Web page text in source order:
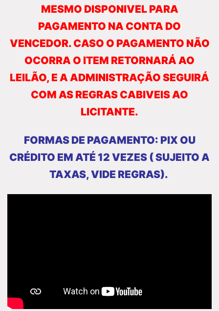
MESMO DISPONIVEL PARA
PAGAMENTO NA CONTA DO
VENCEDOR. CASO O PAGAMENTO NÃO
OCORRA O ITEM RETORNARÁ AO
LEILÃO, E A ADMINISTRAÇÃO SEGUIRÁ
COM AS REGRAS CABIVEIS AO
LICITANTE.
FORMAS DE PAGAMENTO: PIX OU
CRÉDITO EM ATÉ 12 VEZES ( SUJEITO A
TAXAS, VIDE REGRAS).